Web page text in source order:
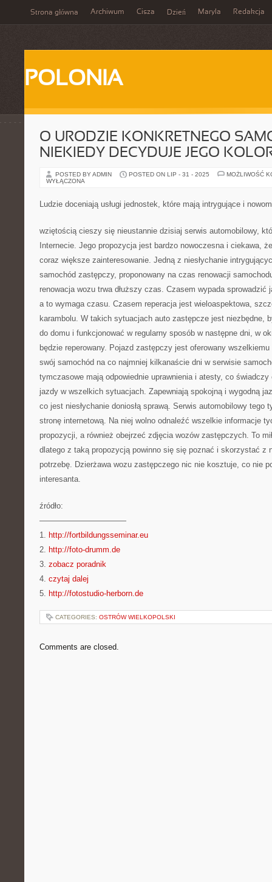
Strona główna Archiwum Cisza Dzień Maryla Redakcja
POLONIA
O URODZIE KONKRETNEGO
NIEKIEDY DECYDUJE JEGO
POSTED BY ADMIN POSTED ON LIP - 31 - 2025
MOŻLIWOŚĆ
WYŁĄCZONA
Ludzie doceniają usługi jednostek, które mają intrygujące i
wziętością cieszy się nieustannie dzisiaj serwis automobilowy,
Internecie. Jego propozycja jest bardzo nowoczesna i ciekawa,
coraz większe zainteresowanie. Jedną z niesłychanie
samochód zastępczy, proponowany na czas renowacji
renowacja wozu trwa dłuższy czas. Czasem wypada
a to wymaga czasu. Czasem reperacja jest wieloaspektowa,
karambolu. W takich sytuacjach auto zastępcze jest niezbędne,
do domu i funkcjonować w regularny sposób w następne dni, w
będzie reperowany. Pojazd zastępczy jest oferowany
swój samochód na co najmniej kilkanaście dni w serwisie
tymczasowe mają odpowiednie uprawnienia i atesty, co
jazdy w wszelkich sytuacjach. Zapewniają spokojną i wygodną
co jest niesłychanie doniosłą sprawą. Serwis automobilowy tego
stronę internetową. Na niej wolno odnaleźć wszelkie informacje
propozycji, a również obejrzeć zdjęcia wozów zastępczych. To
dlatego z taką propozycją powinno się się poznać i skorzystać z
potrzebę. Dzierżawa wozu zastępczego nic nie kosztuje, co nie
interesanta.
źródło:
———————————
1. http://fortbildungsseminar.eu
2. http://foto-drumm.de
3. zobacz poradnik
4. czytaj dalej
5. http://fotostudio-herborn.de
CATEGORIES: OSTRÓW WIELKOPOLSKI
Comments are closed.